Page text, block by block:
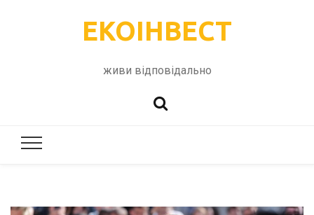
ЕКОІНВЕСТ
живи відповідально